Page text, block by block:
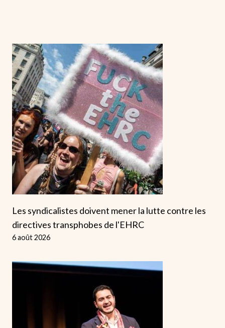
Les syndicalistes doivent mener la lutte contre les
directives transphobes de l'EHRC
6 août 2026